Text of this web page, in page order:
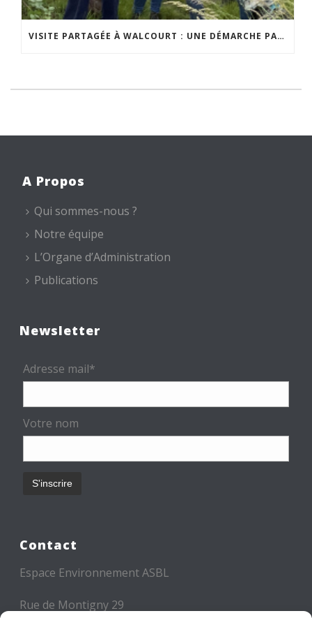
VISITE PARTAGÉE À WALCOURT : UNE DÉMARCHE PARTICIPATIVE ANIMÉE PAR ESPACE ENVIRONNEMENT
A Propos
Qui sommes-nous ?
Notre équipe
L’Organe d’Administration
Publications
Newsletter
Adresse mail*
Votre nom
Contact
Espace Environnement ASBL
Rue de Montigny 29